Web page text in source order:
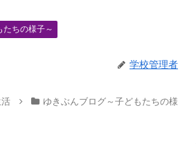
たちの様子～
学校管理者
ゆきぶんブログ～子どもたちの様